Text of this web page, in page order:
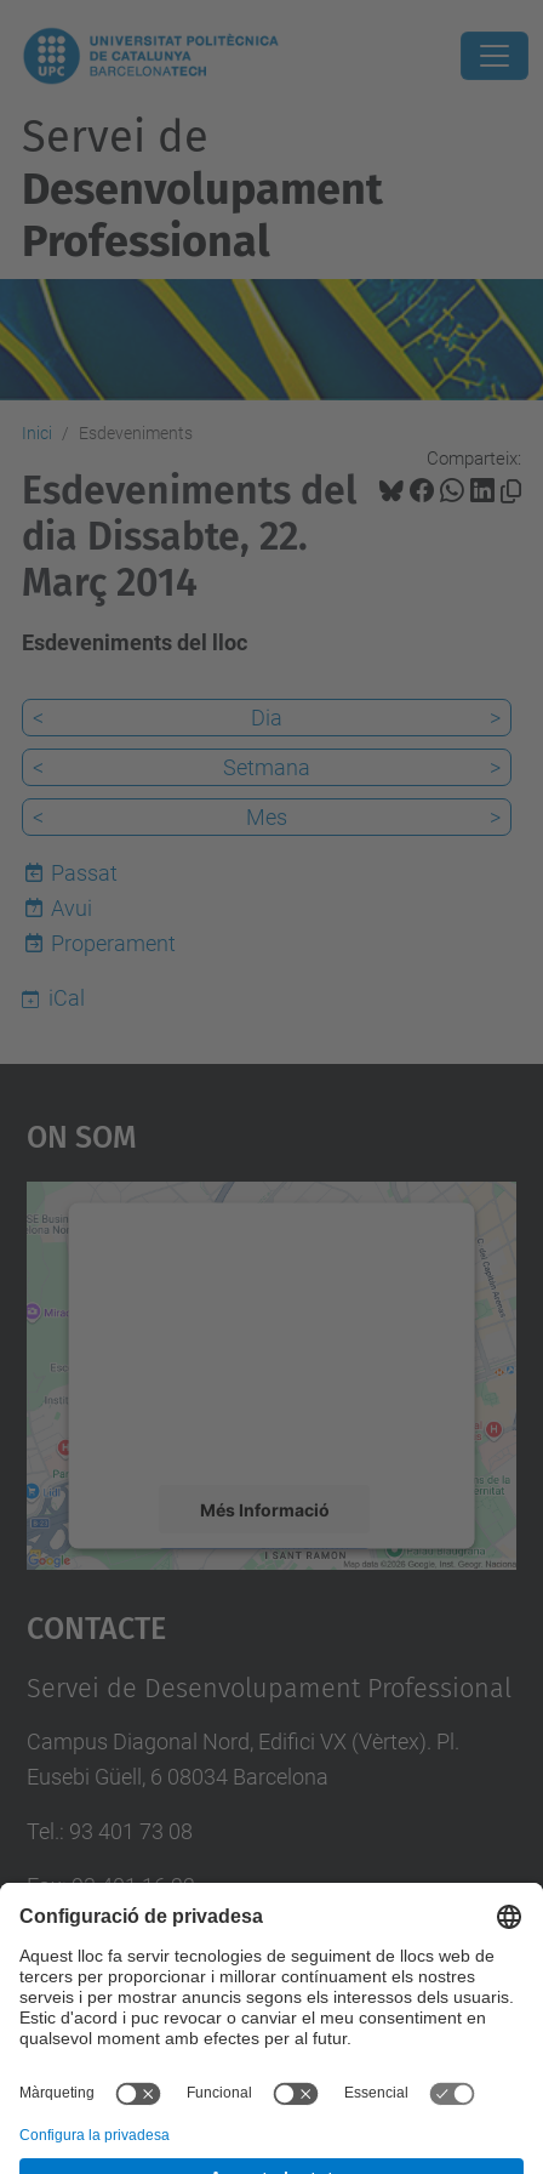
Servei de
Desenvolupament
Professional
Inici Esdeveniments
Comparteix:
Esdeveniments del
dia Dissabte, 22.
Març 2014
Esdeveniments del lloc
< Dia
>
<
Setmana
>
<
Mes >
Passat
7
Avui
Properament
iCal
On Som
Més Informació
Accepta
powered by
Contacte
Servei de Desenvolupament Professional
Campus Diagonal Nord, Edifici VX (Vèrtex). Pl.
Eusebi Güell, 6 08034 Barcelona
Tel. : 93 401 73 08
Fax:93 401 16 22
Directori UPC
Formulari de contacte